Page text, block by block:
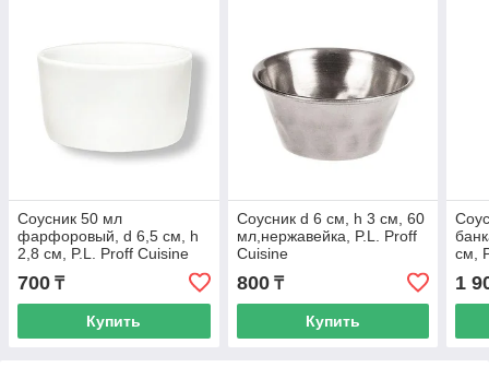
Соусник 50 мл
фарфоровый, d 6,5 см, h
2,8 см, P.L. Proff Cuisine
700 ₸
Купить
Соусник d 6 см, h 3 см, 60
мл,нержавейка, P.L. Proff
Cuisine
800₸
Купить
см,
1